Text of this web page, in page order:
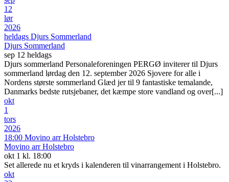
12
lør
2026
heldags Djurs Sommerland
Djurs Sommerland
sep 12 heldags
Djurs sommerland Personaleforeningen PERGØ inviterer til Djurs
sommerland lørdag den 12. september 2026 Sjovere for alle i
Nordens største sommerland Glæd jer til 9 fantastiske temalande,
Danmarks bedste rutsjebaner, det kæmpe store vandland og over[...]
okt
1
tors
2026
18:00 Movino arr Holstebro
Movino arr Holstebro
okt 1 kl. 18:00
Set allerede nu et kryds i kalenderen til vinarrangement i Holstebro.
okt